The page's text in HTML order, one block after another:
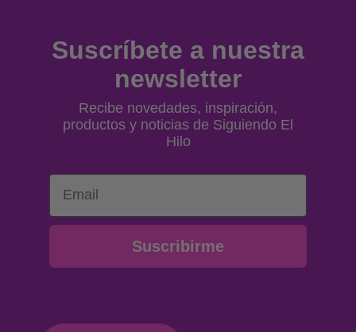
Suscríbete a nuestra
newsletter
Recibe novedades, inspiración,
productos y noticias de Siguiendo El
Hilo
Email
Suscribirme